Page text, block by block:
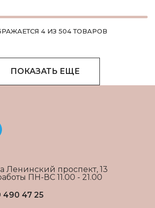
4 ИЗ 504 ТОВАРОВ
ПОКАЗАТЬ ЕЩЕ
Ленинский проспект, 13
ПН-ВС 11.00 - 21.00
490 47 25